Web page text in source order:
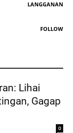
LANGGANAN
FOLLOW
Lihai
Gagap
0